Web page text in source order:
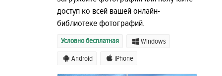
доступ ко всей вашей онлайн-
библиотеке фотографий.
Условно бесплатная Windows
Android iPhone